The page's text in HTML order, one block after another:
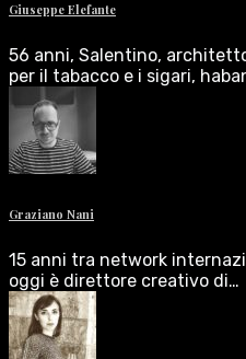
Giuseppe Elefante
56 anni, Salentino,
per il tabacco e i sigari,
Graziano Nani
15 anni tra network
oggi è direttore creativo di…